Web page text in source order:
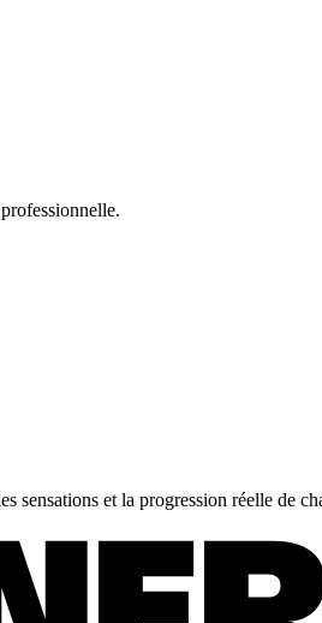
sensations et la progression réelle de